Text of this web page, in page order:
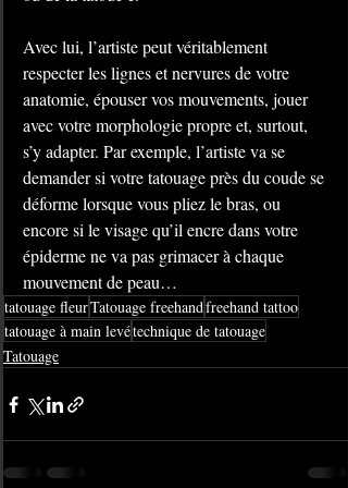
Avec lui, l’artiste peut véritablement
respecter les lignes et nervures de votre
anatomie, épouser vos mouvements, jouer
avec votre morphologie propre et, surtout,
s’y adapter. Par exemple, l’artiste va se
demander si votre tatouage près du coude se
déforme lorsque vous pliez le bras, ou
encore si le visage qu’il encre dans votre
épiderme ne va pas grimacer à chaque
mouvement de peau…
tatouage fleurTatouage freehandfreehand tattoo
tatouage à main levétechnique de tatouage
Tatouage